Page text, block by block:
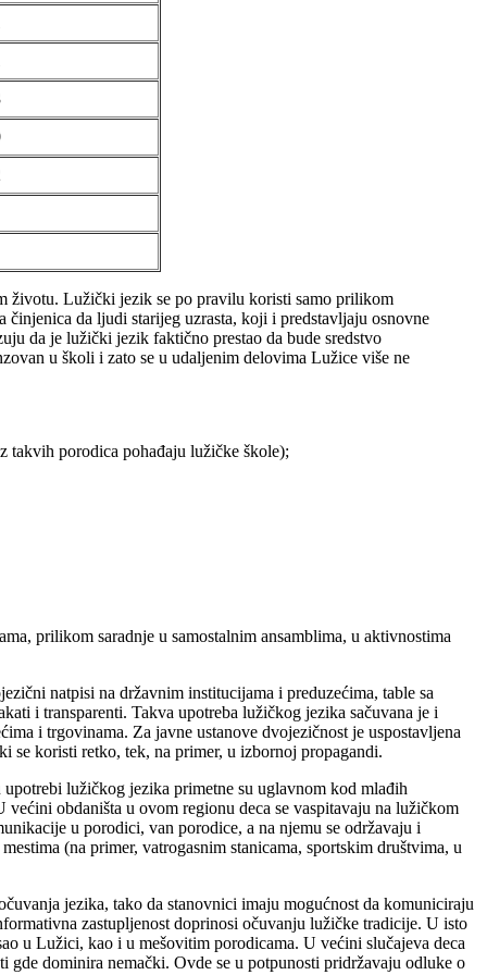
životu. Lužički jezik se po pravilu koristi samo prilikom
da ljudi starijeg uzrasta, koji i predstavljaju osnovne
da je lužički jezik faktično prestao da bude sredstvo
u školi i zato se u udaljenim delovima Lužice više ne
takvih porodica pohađaju lužičke škole);
prilikom saradnje u samostalnim ansamblima, u aktivnostima
natpisi na državnim institucijama i preduzećima, table sa
i transparenti. Takva upotreba lužičkog jezika sačuvana je i
i trgovinama. Za javne ustanove dvojezičnost je uspostavljena
koristi retko, tek, na primer, u izbornoj propagandi.
lužičkog jezika primetne su uglavnom kod mlađih
obdaništa u ovom regionu deca se vaspitavaju na lužičkom
u porodici, van porodice, a na njemu se održavaju i
(na primer, vatrogasnim stanicama, sportskim društvima, u
jezika, tako da stanovnici imaju mogućnost da komuniciraju
zastupljenost doprinosi očuvanju lužičke tradicije. U isto
u Lužici, kao i u mešovitim porodicama. U većini slučajeva deca
dominira nemački. Ovde se u potpunosti pridržavaju odluke o